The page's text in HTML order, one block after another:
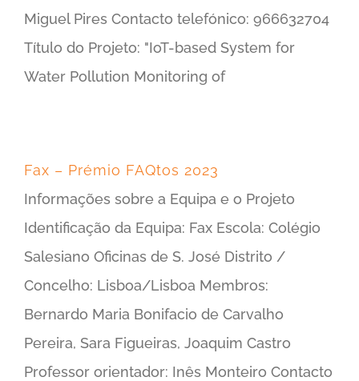
Miguel Pires Contacto telefónico: 966632704
Título do Projeto: "IoT-based System for
Water Pollution Monitoring of
Fax – Prémio FAQtos 2023
Informações sobre a Equipa e o Projeto
Identificação da Equipa: Fax Escola: Colégio
Salesiano Oficinas de S. José Distrito /
Concelho: Lisboa/Lisboa Membros:
Bernardo Maria Bonifacio de Carvalho
Pereira, Sara Figueiras, Joaquim Castro
Professor orientador: Inês Monteiro Contacto